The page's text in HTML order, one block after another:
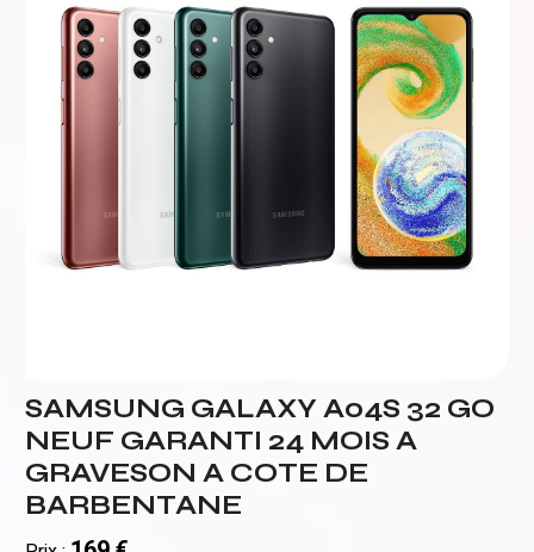
SAMSUNG GALAXY A04S 32 GO
NEUF GARANTI 24 MOIS A
GRAVESON A COTE DE
BARBENTANE